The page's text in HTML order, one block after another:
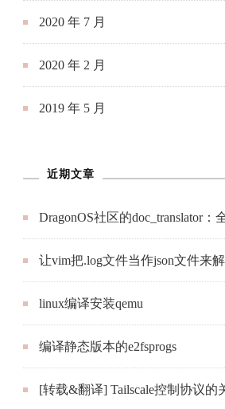
2020 年 7 月
2020 年 2 月
2019 年 5 月
近期文章
DragonOS社区的doc_translator
让vim把.log文件当作json文件来
linux编译安装qemu
编译静态版本的e2fsprogs
[转载&翻译] Tailscale控制协议的